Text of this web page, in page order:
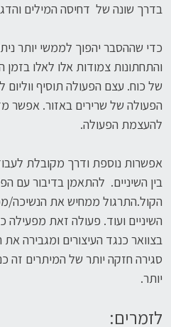
בדרך שונה של דחיסה המילים
כדי שההסבר יהפוך לממשי יותר
והתחתונות צמודות אלו לאלו בזמן
של כוח. עצם הפעולה תוסיף
הפעולה של שרירים באזור. אפשר
להעצמת הפעולה.
אפשרות נוספת ודרך מקובלת
בין השיניים. להתאמן בדיבור עם
הקול.התרגול ממחיש את
השיניים ועוד. פעולה זאת מפעילה
בצוואר כנגד העיצורים ומגבירה
סגירה חזקה יותר של המיתרים זה
יותר.
לזמרים: